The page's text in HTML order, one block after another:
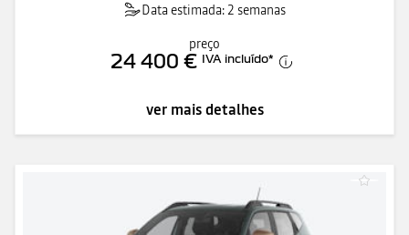
Data estimada: 2 semanas
preço
24 400 € IVA incluído*
ver mais detalhes